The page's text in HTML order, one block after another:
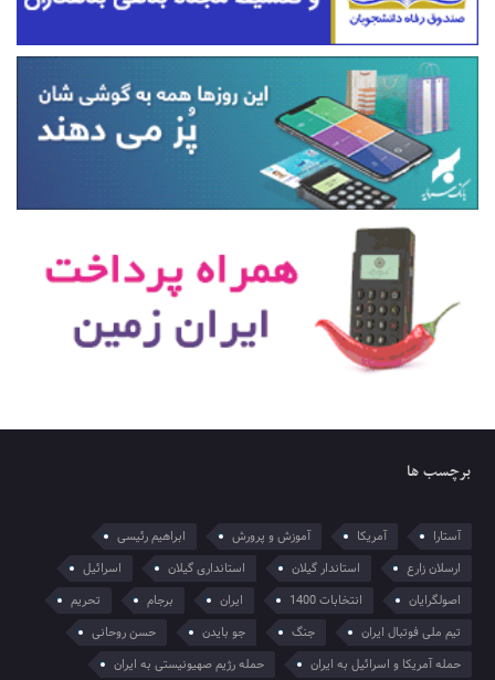
برچسب ها
آستارا آمریکا آموزش و پرورش
ابراهیم رئیسی
ارسلان زارع
استاندار گیلان استانداری گیلان
اسرائیل
اصولگرایان
انتخابات 1400 ایران برجام
تحریم
تیم ملی فوتبال ایران
جنگ جو بایدن
حسن روحانی
حمله آمریکا و اسرائیل به ایران
حمله رژیم صهیونیستی به ایران